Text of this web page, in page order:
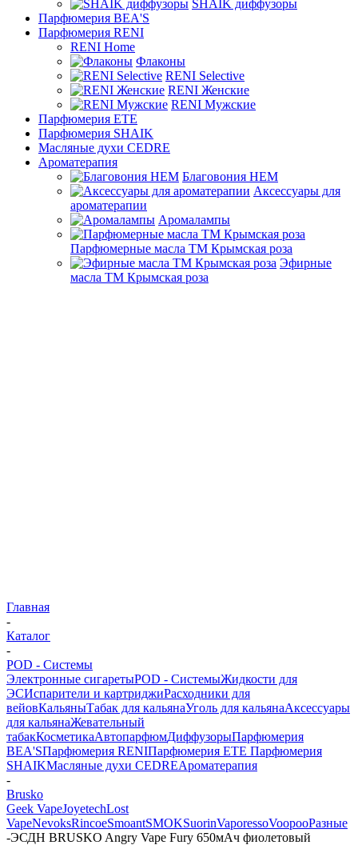
SHAIK диффузоры
Парфюмерия BEA'S
Парфюмерия RENI
RENI Home
Флаконы
RENI Selective
RENI Женские
RENI Мужские
Парфюмерия ETE
Парфюмерия SHAIK
Масляные духи CEDRE
Ароматерапия
Благовония HEM
Аксессуары для
ароматерапии
Аромалампы
Парфюмерные масла ТМ Крымская роза
Эфирные
масла ТМ Крымская роза
Главная
-
Каталог
-
POD - Системы
Электронные сигаретыPOD - СистемыЖидкости для
ЭСИспарители и картриджиРасходники для
вейовКальяныТабак для кальянаУголь для кальянаАксессуары
для кальянаЖевательный
табакКосметикаАвтопарфюмДиффузорыПарфюмерия
BEA'SПарфюмерия RENIПарфюмерия ETE Парфюмерия
SHAIKМасляные духи CEDREАроматерапия
-
Brusko
Geek VapeJoyetechLost
VapeNevoksRincoeSmoantSMOKSuorinVaporessoVoopooРазные
-ЭСДН BRUSKO Angry Vape Fury 650мАч фиолетовый